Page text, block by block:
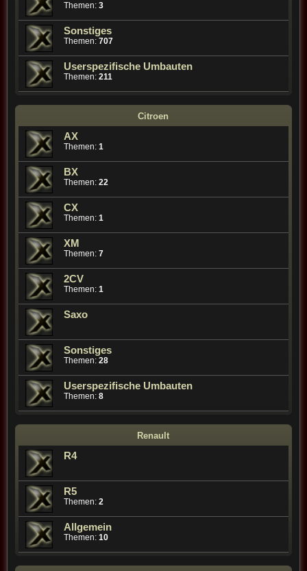
Themen: 3
Sonstiges
Themen: 707
Userspezifische Umbauten
Themen: 211
Citroen
AX
Themen: 1
BX
Themen: 22
CX
Themen: 1
XM
Themen: 7
2CV
Themen: 1
Saxo
Sonstiges
Themen: 28
Userspezifische Umbauten
Themen: 8
Renault
R4
R5
Themen: 2
Allgemein
Themen: 10